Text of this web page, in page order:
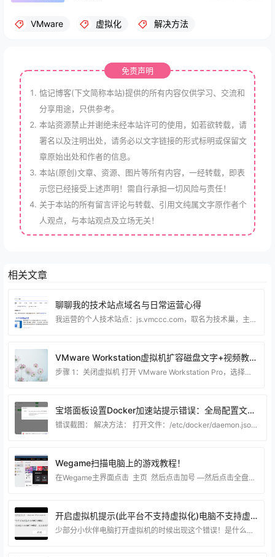
VMware 虚拟化 解决方法
免责声明
惦记博客(下文简称本站)提供的所有内容仅供学习、交流和
分享用途，只供参考。
本站资源禁止并谢绝未经本站许可的使用，如若欲转载，请
署名以及注明出处，请务必以文字链接的形式标明或保留文
章原始出处和作者的信息。
本站(原创)文章、资源、图片等所有内容，一经转载，即表
示您已经接受上述声明！需自行承担一切风险与责任！
关于本站的所有留言评论与转载、引用文纯属文字原作者个
人观点，与本站观点及立场无关！
相关文章
聊聊我的技术站点域名与日常运营心得
我运营的个人技术站点：js.vmccc.com，取名为技术巢，主要分享虚拟机搭建、电脑系统优化、实用工具教程、建站相关经验等内容。 建站至今也有不短的时间了，一路摸索下来，踩过不少坑，也积累了不少实操经验。 选择js.vmccc.com这个域名，也是结合了站点定位综合考虑的。整体字符简洁，辨识度高，不管是日常访问，还是和同好交流分享，都很方便记忆。对于个人技术博客来说，一个易记的域名，不仅方便访客回访，长期运营下来，也能逐步沉淀站点品牌。 熟悉我的朋友都知道，本站主打纯实操类技术干货。内容全部基于日常折腾电脑、服务
VMware Workstation虚拟机扩容磁盘文字+视频教程
步骤 1：关闭虚拟机 打开 VMware Workstation Pro，选择你要扩展磁盘的虚拟机。 确保虚拟机已关闭。如果虚拟机正在运行，请选择“关机”或“关闭电源”。 步骤 2：调整虚拟磁盘大小 右键点击虚拟机名称，选择“设置”（Settings）。 在“硬件”选项卡中，选择“硬盘”（Hard Disk）设备。 点击“扩展”（Expand）按钮，输入新的磁盘大小（注意单位是 GB）。 确认更改，然后点击“完成”或“确定”保存设置。 步骤 3：进入虚拟机操作系统并调整分区 扩展磁盘后，你需要进入虚拟机操作系统中调
宝塔面板设置Docker加速站提示错误：全局配置文件有误，请检查Expecting value:line 1 column 1(char 0)解决方法
错误截图： 解决方法： 打开文件：/etc/docker/daemon.json 填入代码： { "registry-mirrors":
Wegame扫描电脑上的游戏教程！
在Wegame主界面点击 主页 然后点击加号 —然后点击全盘扫描，等待扫描完成就可以了！ 这一步就选择你电脑的磁盘，如果你知道你电脑在那个分区就直接选对应的分区 这样扫描就更快了！
开启虚拟机提示(此平台不支持虚拟化)电脑不支持虚拟化解决方法
少部分小伙伴电脑打开虚拟机的时候出现这个错误！是什么原因造成的呢？ 不管你电脑的intel 处理器 或者是 AMD 都可能有这样的问题。这个是Windows系统的问题。 有两个地方造成！ 第一个是: 电脑没打开CPU虚拟化技术 （目前少部分电脑是没打开的）大部分电脑都默认打开了这个功能！ 如果你BIOS里面没打开虚拟化功能的话可以看看这个链接的教程，是博猪记录的一些电脑开启CPU虚拟化的教程！https://www.90lhd.com/tag/vt （如果这个链接里面没有合适你的教程）可以联系博猪指导你开启 当然